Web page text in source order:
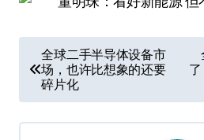
章
导
航
全球二手半导体设备市
场，也许比想象的还要
碎片化